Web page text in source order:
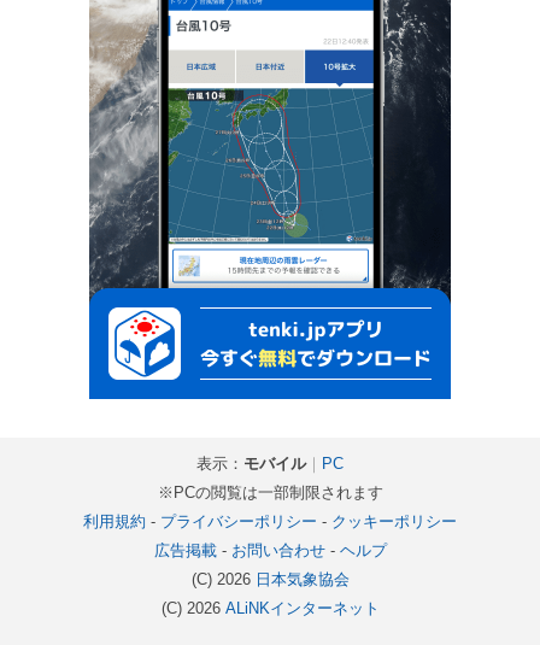
表示： モバイル｜
PC
※PCの閲覧は一部制限されます
利用規約 - プライバシーポリシー - クッキーポリシー
広告掲載- お問い合わせ- ヘルプ
(C) 2026 日本気象協会
(C) 2026 ALiNKインターネット